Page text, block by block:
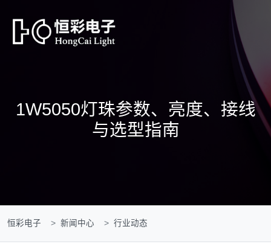
1W5050灯珠参数、亮度、接线
与选型指南
恒彩电子 新闻中心 行业动态